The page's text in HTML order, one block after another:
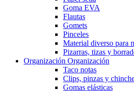
Goma EVA
Flautas
Gomets
Pinceles
Material diverso para
Pizarras, tizas y
Organización Organización
Taco notas
Clips, pinzas y
Gomas elásticas